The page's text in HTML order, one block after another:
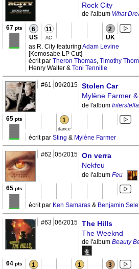
Rock City
de l'album What
67 pts 6
US
11
AC
2
UK
as R. City featuring Adam Levine
[Kemosabe LP Cut]
écrit par Theron Thomas, Timothy
Henry Walter & Toni Tennille
#61 09/2015 Stolen Car
Mylène Farmer
de l'album
65 pts 1
dance
écrit par Sting & Mylène Farmer
#62 05/2015 On verra
Nekfeu
de l'album Feu
65 pts
écrit par Ken Samaras & Benjamin
#63 06/2015 The Hills
The Weeknd
de l'album Beauty
64 pts 1 1 3